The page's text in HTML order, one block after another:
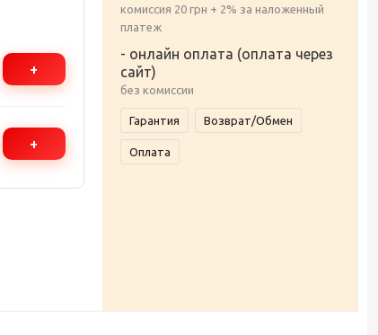
+
+
комиссия 20 грн + 2% за наложенный
платеж
- онлайн оплата (оплата через
сайт)
без комиссии
Гарантия Возврат/Обмен
Оплата